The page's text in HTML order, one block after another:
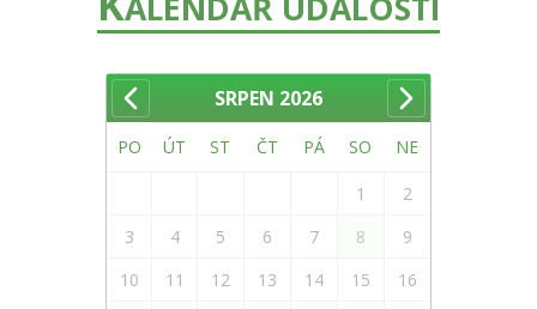
SRPEN 2026
PO ÚT ST ČT PÁ SO NE
1
2
3
4 5 6 7 8
9
10
11 12 13 14 15
16